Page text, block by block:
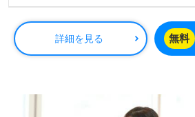
には処遇改善加算手当100円を含みます。 他、
詳細を見る 無料